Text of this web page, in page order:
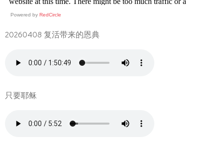
Powered by RedCircle
20260408 复活带来的恩典
只要耶稣